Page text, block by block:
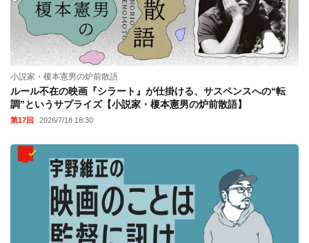
小説家・榎本憲男の炉前散語
ルール不在の映画『シラート』が仕掛ける、サスペンスへの“転
調”というサプライズ【小説家・榎本憲男の炉前散語】
第17回 2026/7/18 18:30